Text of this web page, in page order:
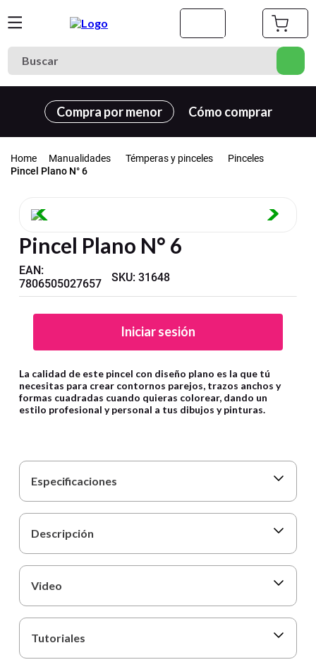
Buscar
Compra por menor Cómo comprar
Manualidades Témperas y pinceles
Pinceles
Pincel Plano N° 6
Pincel Plano N° 6
EAN:
7806505027657
SKU:31648
Iniciar sesión
La calidad de este pincel con diseño plano es la que tú
necesitas para crear contornos parejos, trazos anchos y
formas cuadradas cuando quieras colorear, dando un
estilo profesional y personal a tus dibujos y pinturas.
Especificaciones
Descripción
Video
Tutoriales
Términos más buscados
cuaderno
3. goma eva
5.
6 estuche
7.
8. carpetas
9